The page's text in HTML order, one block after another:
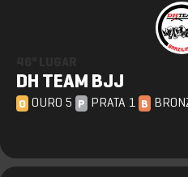
DH TEAM BJJ
O OURO 5 P PRATA 1 B